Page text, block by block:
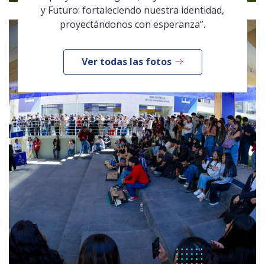
y Futuro: fortaleciendo nuestra identidad,
proyectándonos con esperanza”.
Ver todas las fotos